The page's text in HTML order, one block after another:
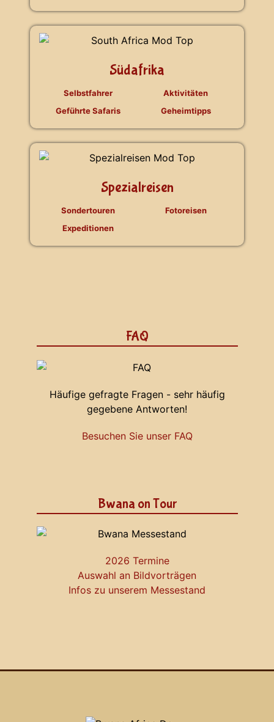
Südafrika
Selbstfahrer
Geführte Safaris
Aktivitäten
Geheimtipps
Spezialreisen
Sondertouren
Expeditionen
Fotoreisen
FAQ
Häufige gefragte Fragen - sehr häufig
gegebene Antworten!
Besuchen Sie unser FAQ
Bwana on Tour
2026 Termine
Auswahl an Bildvorträgen
Infos zu unserem Messestand